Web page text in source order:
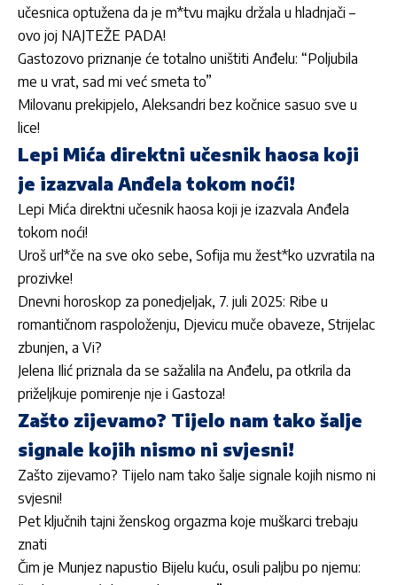
učesnica optužena da je m*tvu majku držala u hladnjači –
ovo joj NAJTEŽE PADA!
Gastozovo priznanje će totalno uništiti Anđelu: “Poljubila
me u vrat, sad mi već smeta to”
Milovanu prekipjelo, Aleksandri bez kočnice sasuo sve u
lice!
Lepi Mića direktni učesnik haosa koji
je izazvala Anđela tokom noći!
Lepi Mića direktni učesnik haosa koji je izazvala Anđela
tokom noći!
Uroš url*če na sve oko sebe, Sofija mu žest*ko uzvratila na
prozivke!
Dnevni horoskop za ponedjeljak, 7. juli 2025: Ribe u
romantičnom raspoloženju, Djevicu muče obaveze, Strijelac
zbunjen, a Vi?
Jelena Ilić priznala da se sažalila na Anđelu, pa otkrila da
priželjkuje pomirenje nje i Gastoza!
Zašto zijevamo? Tijelo nam tako šalje
signale kojih nismo ni svjesni!
Zašto zijevamo? Tijelo nam tako šalje signale kojih nismo ni
svjesni!
Pet ključnih tajni ženskog orgazma koje muškarci trebaju
znati
Čim je Munjez napustio Bijelu kuću, osuli paljbu po njemu: